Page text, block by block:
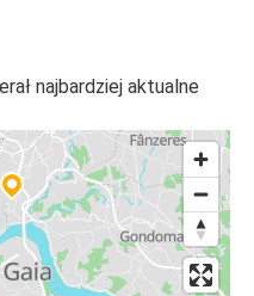
najbardziej aktualne